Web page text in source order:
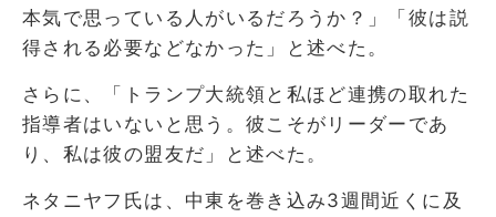
本気で思っている人がいるだろうか？」「彼は説
得される必要などなかった」と述べた。
さらに、「トランプ大統領と私ほど連携の取れた
指導者はいないと思う。彼こそがリーダーであ
り、私は彼の盟友だ」と述べた。
ネタニヤフ氏は、中東を巻き込み3週間近くに及